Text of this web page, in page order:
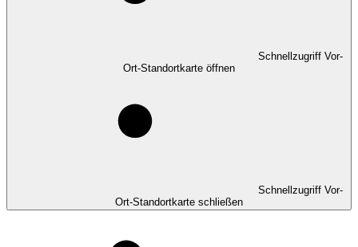
Schnellzugriff Vor-
Ort-Standortkarte öffnen
Schnellzugriff Vor-
Ort-Standortkarte schließen